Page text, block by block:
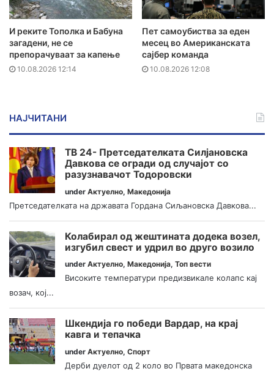
И реките Тополка и Бабуна
загадени, не се
препорачуваат за капење
10.08.2026 12:14
Пет самоубиства за еден
месец во Американската
сајбер команда
10.08.2026 12:08
НАЈЧИТАНИ
ТВ 24- Претседателката Силјановска
Давкова се огради од случајот со
разузнавачот Тодоровски
under Актуелно, Македонија
Претседателката на државата Гордана Сиљановска Давкова...
Колабирал од жештината додека возел,
изгубил свест и удрил во друго возило
under Актуелно, Македонија, Топ вести
Високите температури предизвикале колапс кај
возач, кој...
Шкендија го победи Вардар, на крај
кавга и тепачка
under Актуелно, Спорт
Дерби дуелот од 2 коло во Првата македонска